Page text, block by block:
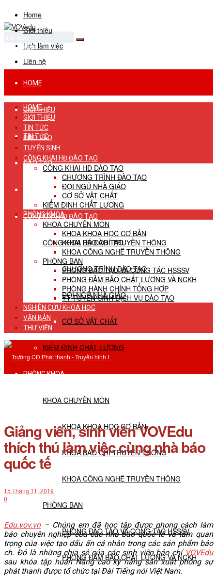
Home
Giới thiệu
Lịch làm việc
Liên hệ
No Result
View All Result
HOME
GIỚI THIỆU
TIN TỨC
ĐÀO TẠO
TUYỂN SINH
CÔNG KHAI HĐ ĐÀO TẠO
CÔNG KHAI HĐ ĐÀO TẠO
CHƯƠNG TRÌNH ĐÀO TẠO
ĐỘI NGŨ NHÀ GIÁO
CƠ SỞ VẬT CHẤT
KIỂM ĐỊNH CHẤT LƯỢNG
PHÒNG KHOA
KHOA CHUYÊN MÔN
KHOA KHOA HỌC CƠ BẢN
KHOA BÁO CHÍ TRUYỀN THÔNG
KHOA CÔNG NGHỆ TRUYỀN THÔNG
PHÒNG BAN
PHÒNG ĐÀO TẠO VÀ CÔNG TÁC HSSSV
PHÒNG ĐẢM BẢO CHẤT LƯỢNG VÀ NCKH
HOME
GIỚI THIỆU
TIN TỨC
ĐÀO TẠO
TUYỂN SINH
CÔNG KHAI HĐ ĐÀO TẠO
CÔNG KHAI HĐ ĐÀO TẠO
CHƯƠNG TRÌNH ĐÀO TẠO
ĐỘI NGŨ NHÀ GIÁO
CƠ SỞ VẬT CHẤT
KIỂM ĐỊNH CHẤT LƯỢNG
PHÒNG KHOA
KHOA CHUYÊN MÔN
KHOA KHOA HỌC CƠ BẢN
KHOA BÁO CHÍ TRUYỀN THÔNG
KHOA CÔNG NGHỆ TRUYỀN THÔNG
PHÒNG BAN
PHÒNG ĐÀO TẠO VÀ CÔNG TÁC HSSSV
PHÒNG ĐẢM BẢO CHẤT LƯỢNG VÀ NCKH
PHÒNG HÀNH CHÍNH TỔNG HỢP
TT TUYỂN SINH DỊCH VỤ ĐÀO TẠO
NGHIÊN CỨU KHOA HỌC
VĂN BẢN
THƯ VIỆN
Giảng viên, sinh viên VOVEdu
thích thú làm việc cùng nhà báo
quốc tế
15 Tháng 11, 2019
0
Edu.vov.vn– Chúng em đã học tập được phong cách làm
báo chuyên nghiệp của các nhà báo quốc tế và tầm quan
trọng của việc tạo dấu ấn cá nhân trong các sản phẩm báo
ch. Đó là những chia sẻ của các sinh viên báo chíVOVEdu
sau khóa tập huấn Nâng cao kỹ năng sản xuất phóng sự
phát thanh được tổ chức tại Đài Tiếng nói Việt Nam.